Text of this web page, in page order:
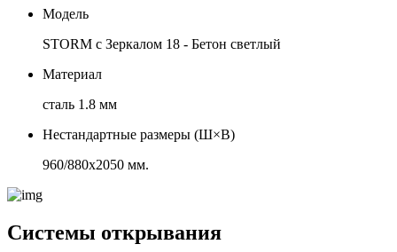
Модель
STORM с Зеркалом 18 - Бетон светлый
Материал
сталь 1.8 мм
Нестандартные размеры (Ш×В)
960/880х2050 мм.
Системы открывания